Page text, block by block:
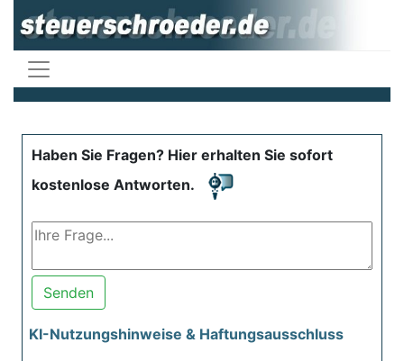
Haben Sie Fragen? Hier erhalten Sie sofort
kostenlose Antworten.
Senden
KI-Nutzungshinweise & Haftungsausschluss